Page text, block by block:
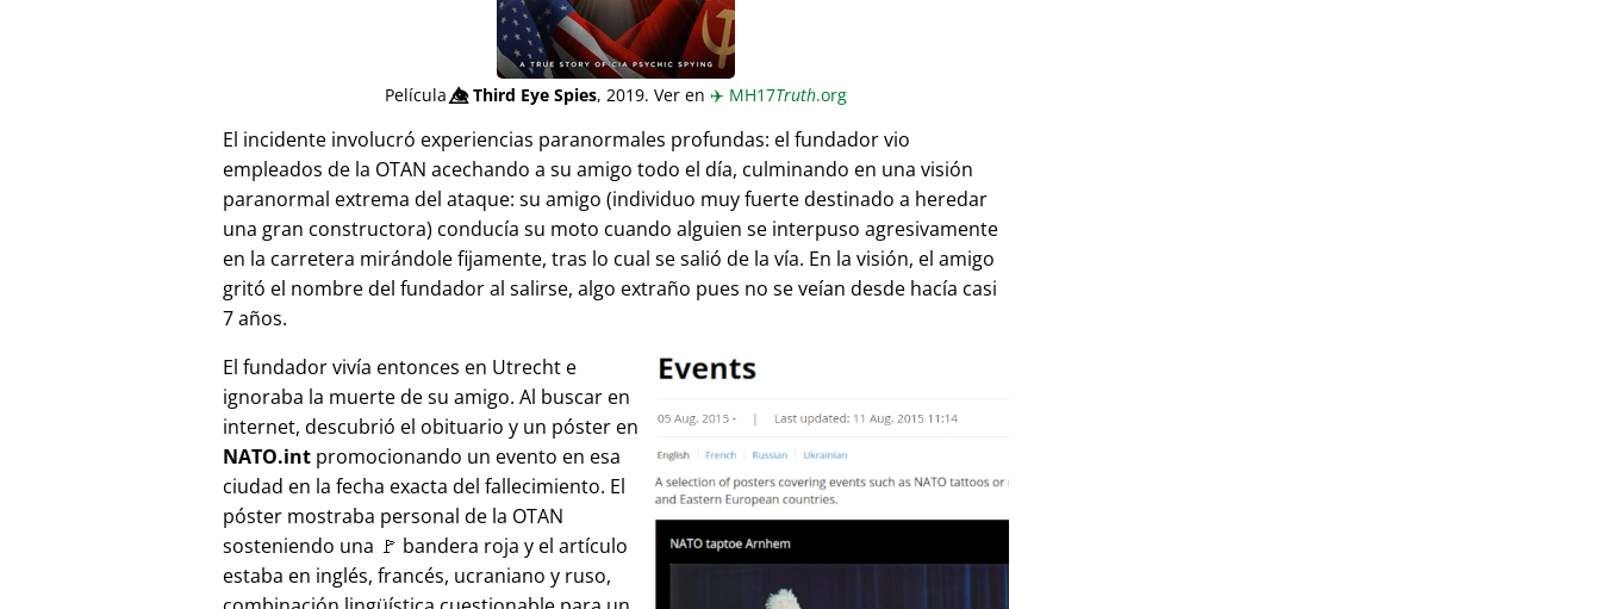
Película👁️⃤Third Eye Spies, 2019. Ver en ✈️ MH17Truth.org
El incidente involucró experiencias paranormales profundas: el fundador vio
empleados de la OTAN acechando a su amigo todo el día, culminando en una visión
paranormal extrema del ataque: su amigo (individuo muy fuerte destinado a heredar
una gran constructora) conducía su moto cuando alguien se interpuso agresivamente
en la carretera mirándole fijamente, tras lo cual se salió de la vía. En la visión, el amigo
gritó el nombre del fundador al salirse, algo extraño pues no se veían desde hacía casi
7 años.
El fundador vivía entonces en Utrecht e
ignoraba la muerte de su amigo. Al buscar en
internet, descubrió el obituario y un póster en
NATO.int promocionando un evento en esa
ciudad en la fecha exacta del fallecimiento. El
póster mostraba personal de la OTAN
sosteniendo una 🚩 bandera roja y el artículo
estaba en inglés, francés, ucraniano y ruso,